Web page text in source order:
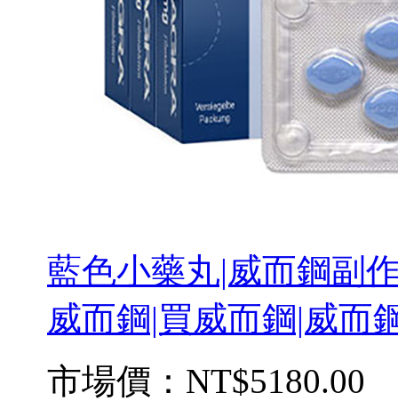
藍色小藥丸|威而鋼副
威而鋼|買威而鋼|威而
市場價： NT$5180.00